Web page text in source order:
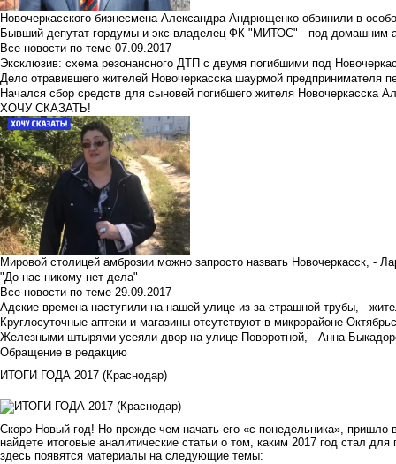
Новочеркасского бизнесмена Александра Андрющенко обвинили в
Бывший депутат гордумы и экс-владелец ФК "МИТОС" - под домашним
Все новости по теме 07.09.2017
Эксклюзив: схема резонансного ДТП с двумя погибшими под
Дело отравившего жителей Новочеркасска шаурмой предпринимателя
Начался сбор средств для сыновей погибшего жителя Новочеркасска
ХОЧУ СКАЗАТЬ!
Мировой столицей амброзии можно запросто назвать Новочеркасск, -
"До нас никому нет дела"
Все новости по теме 29.09.2017
Адские времена наступили на нашей улице из-за страшной трубы, -
Круглосуточные аптеки и магазины отсутствуют в микрорайоне
Железными штырями усеяли двор на улице Поворотной, - Анна
Обращение в редакцию
ИТОГИ ГОДА 2017 (Краснодар)
Скоро Новый год! Но прежде чем начать его «с понедельника»,
найдете итоговые аналитические статьи о том, каким 2017 год стал
здесь появятся материалы на следующие темы: